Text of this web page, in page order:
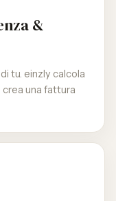
&
tu. einzly calcola
una fattura